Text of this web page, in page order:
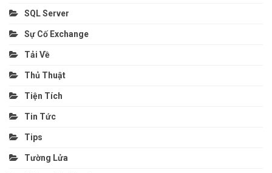
SQL Server
Sự Cố Exchange
Tải Về
Thủ Thuật
Tiện Tích
Tin Tức
Tips
Tường Lửa